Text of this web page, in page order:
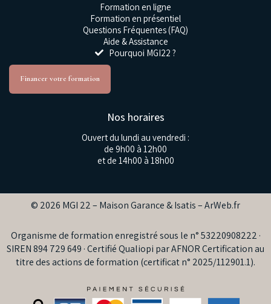
Formation en ligne
Formation en présentiel
Questions Fréquentes (FAQ)
Aide & Assistance
Pourquoi MGI22 ?
Financer votre formation
Nos horaires
Ouvert du lundi au vendredi :
de 9h00 à 12h00
et de 14h00 à 18h00
© 2026 MGI 22 – Maison Garance & Isatis –ArWeb.fr
Organisme de formation enregistré sous le n° 53220908222 ·
SIREN 894 729 649 · Certifié Qualiopi par AFNOR Certification au
titre des actions de formation (certificat n° 2025/112901.1).